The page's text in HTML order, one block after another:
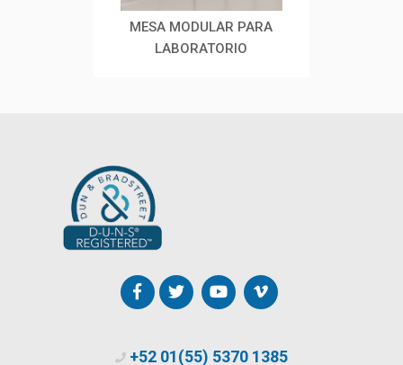
MESA MODULAR PARA
LABORATORIO
+52 01(55) 5370 1385